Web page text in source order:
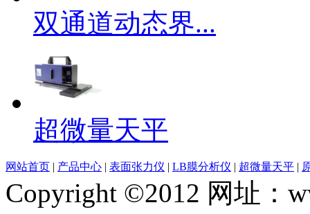
双通道动态界...
超微量天平
网站首页 | 产品中心 | 表面张力仪 | LB膜分析仪 | 超微量天平 |
Copyright ©2012 网址：